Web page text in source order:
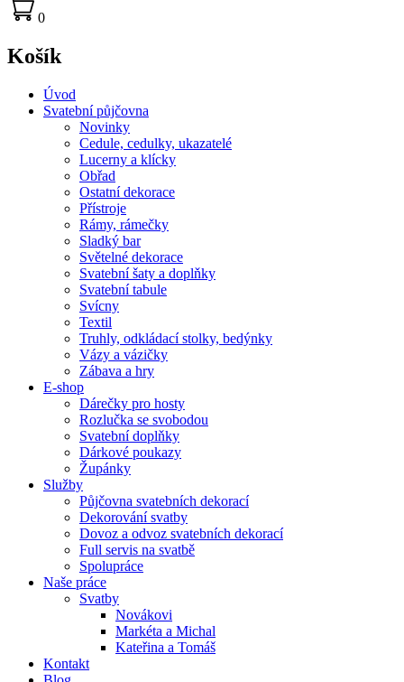
0
Košík
Úvod
Svatební půjčovna
Novinky
Cedule, cedulky, ukazatelé
Lucerny a klícky
Obřad
Ostatní dekorace
Přístroje
Rámy, rámečky
Sladký bar
Světelné dekorace
Svatební šaty a doplňky
Svatební tabule
Svícny
Textil
Truhly, odkládací stolky, bedýnky
Vázy a vázičky
Zábava a hry
E-shop
Dárečky pro hosty
Rozlučka se svobodou
Svatební doplňky
Dárkové poukazy
Župánky
Služby
Půjčovna svatebních dekorací
Dekorování svatby
Dovoz a odvoz svatebních dekorací
Full servis na svatbě
Spolupráce
Naše práce
Svatby
Novákovi
Markéta a Michal
Kateřina a Tomáš
Kontakt